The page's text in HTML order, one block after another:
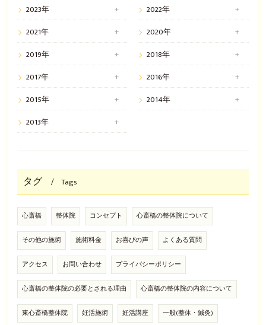
2023年
2022年
2021年
2020年
2019年
2018年
2017年
2016年
2015年
2014年
2013年
タグ Tags
心斎橋 整体院 コンセプト 心斎橋の整体院について
その他の施術 施術料金 お喜びの声 よくある質問
アクセス お問い合わせ プライバシーポリシー
心斎橋の整体院の必要とされる理由 心斎橋の整体院の内容について
東心斎橋整体院 妊活施術 妊活講座 一般(整体・鍼灸)